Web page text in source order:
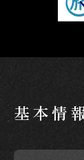
基本情